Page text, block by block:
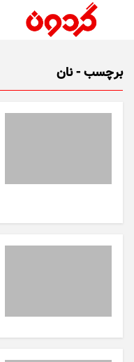
برچسب - نان